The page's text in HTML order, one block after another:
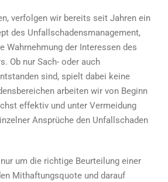
verfolgen wir bereits seit Jahren ein
des Unfallschadensmanagement,
Wahrnehmung der Interessen des
Ob nur Sach- oder auch
sind, spielt dabei keine
arbeiten wir von Beginn
effektiv und unter Vermeidung
Ansprüche den Unfallschaden
um die richtige Beurteilung einer
Mithaftungsquote und darauf